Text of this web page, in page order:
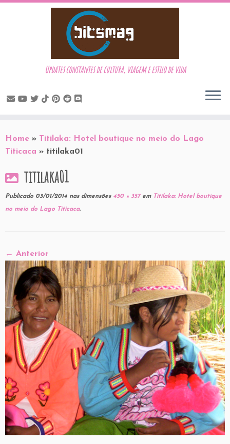
to
content
Updates constantes de cultura, viagem e estilo de vida
Home » Titilaka: Hotel boutique no meio do Lago
Titicaca » titilaka01
titilaka01
Publicado 03/01/2014 nas dimensões450 × 357emTitilaka: Hotel boutique
no meio do Lago Titicaca.
← Anterior